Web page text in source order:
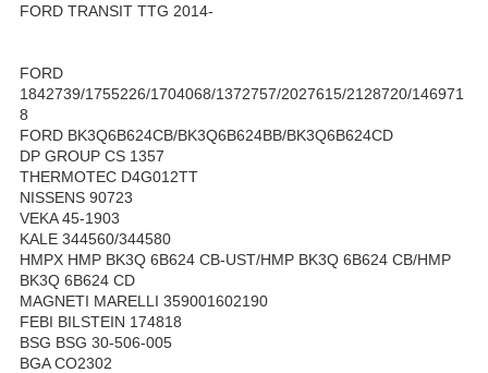
FORD TRANSIT TTG 2014-
FORD
1842739/1755226/1704068/1372757/2027615/2128720/146971
8
FORD BK3Q6B624CB/BK3Q6B624BB/BK3Q6B624CD
DP GROUP CS 1357
THERMOTEC D4G012TT
NISSENS 90723
VEKA 45-1903
KALE 344560/344580
HMPX HMP BK3Q 6B624 CB-UST/HMP BK3Q 6B624 CB/HMP
BK3Q 6B624 CD
MAGNETI MARELLI 359001602190
FEBI BILSTEIN 174818
BSG BSG 30-506-005
BGA CO2302